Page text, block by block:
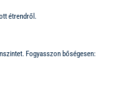
étrendről.
Fogyasszon bőségesen: